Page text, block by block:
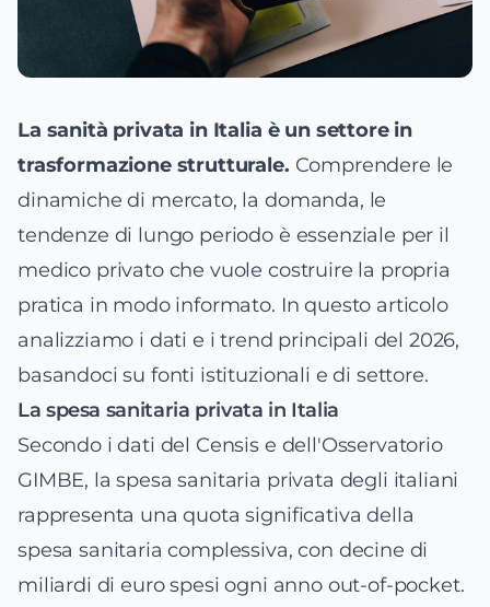
La sanità privata in Italia è un settore in
trasformazione strutturale. Comprendere le
dinamiche di mercato, la domanda, le
tendenze di lungo periodo è essenziale per il
medico privato che vuole costruire la propria
pratica in modo informato. In questo articolo
analizziamo i dati e i trend principali del 2026,
basandoci su fonti istituzionali e di settore.
La spesa sanitaria privata in Italia
Secondo i dati del Censis e dell'Osservatorio
GIMBE, la spesa sanitaria privata degli italiani
rappresenta una quota significativa della
spesa sanitaria complessiva, con decine di
miliardi di euro spesi ogni anno out-of-pocket.